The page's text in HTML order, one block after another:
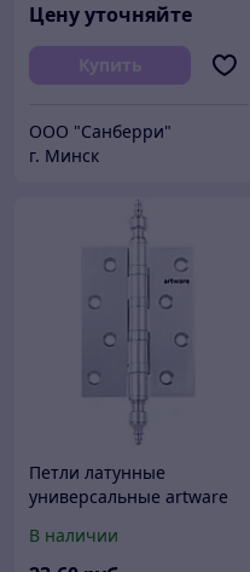
Цену уточняйте
Купить
ООО "Санберри"
г. Минск
Петли латунные
универсальные artware
В наличии